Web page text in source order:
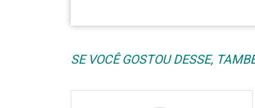
SE VOCÊ GOSTOU DESSE,